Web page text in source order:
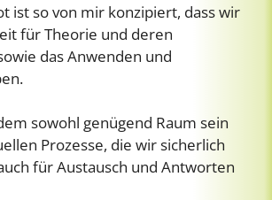
ist so von mir konzipiert, dass wir
für Theorie und deren
das Anwenden und
sowohl genügend Raum sein
Prozesse, die wir sicherlich
für Austausch und Antworten